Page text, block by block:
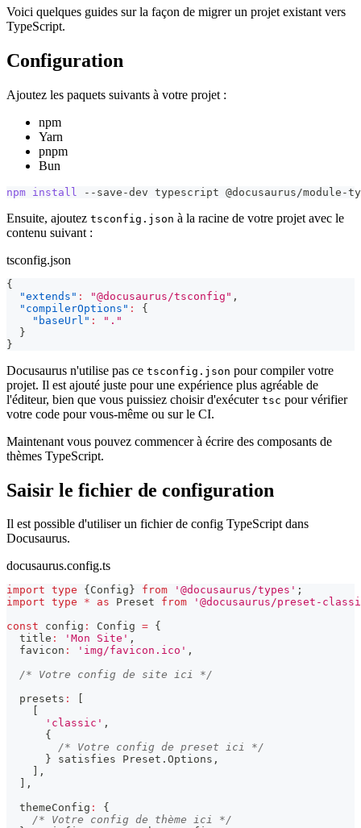
Voici quelques guides sur la façon de migrer un projet existant vers
TypeScript.
Configuration
Ajoutez les paquets suivants à votre projet :
npm
Yarn
pnpm
Bun
npm install --save-dev typescript @docusaurus/module-
Ensuite, ajoutez tsconfig.json à la racine de votre projet avec le
contenu suivant :
tsconfig.json
{
"extends" : "@docusaurus/tsconfig" ,
"compilerOptions" :
{
"baseUrl" :
"."
}
}
Docusaurus n'utilise pas ce tsconfig.json pour compiler votre
projet. Il est ajouté juste pour une expérience plus agréable de
l'éditeur, bien que vous puissiez choisir d'exécuter tsc pour vérifier
votre code pour vous-même ou sur le CI.
Maintenant vous pouvez commencer à écrire des composants de
thèmes TypeScript.
Saisir le fichier de configuration
Il est possible d'utiliser un fichier de config TypeScript dans
Docusaurus.
docusaurus.config.ts
import type { Config } from '@docusaurus/types' ;
import type * as Preset from
'@docusaurus/preset-
const config : Config = {
  title
: 'Mon Site' ,
  favicon
: 'img/favicon.ico' ,
/* Votre config de site ici */
  presets
:
'classic' ,
{
/* Votre config de preset ici */
} satisfies Preset . Options ,
,
,
  themeConfig
:
{
/* Votre config de thème ici */